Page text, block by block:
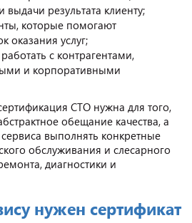
результата клиенту;
которые помогают
оказания услуг;
с контрагентами,
и корпоративными
СТО нужна для того,
обещание качества, а
выполнять конкретные
обслуживания и слесарного
диагностики и
нужен сертификат